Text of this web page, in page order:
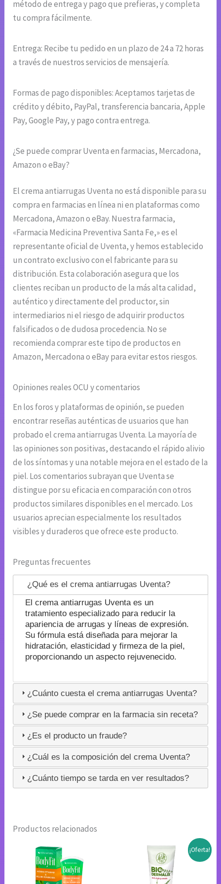
método de entrega y pago que prefieras, y completa
tu compra fácilmente.
Entrega: Recibe tu pedido en un plazo de 24 a 72 horas
a través de nuestros servicios de mensajería.
Formas de pago disponibles: Aceptamos tarjetas de
crédito y débito, PayPal, transferencia bancaria, Apple
Pay, Google Pay, y pago contra entrega.
¿Se puede comprar Uventa en farmacias, Mercadona,
Amazon o eBay?
El crema antiarrugas Uventa no está disponible para su
compra en farmacias en línea ni en plataformas como
Mercadona, Amazon o eBay. Nuestra farmacia,
«Farmacia Medicina Preventiva Santa Fe,» es el
representante oficial de Uventa, y hemos establecido
un contrato exclusivo con el fabricante para su
distribución. Esta colaboración asegura que los
clientes reciban un producto de la más alta calidad,
auténtico y directamente del productor, sin
intermediarios ni el riesgo de adquirir productos
falsificados o de dudosa procedencia. No se
recomienda comprar este tipo de productos en
Amazon, Mercadona o eBay para evitar estos riesgos.
Opiniones reales OCU y comentarios
En los foros y plataformas de opinión, se pueden
encontrar reseñas auténticas de usuarios que han
probado el crema antiarrugas Uventa. La mayoría de
las opiniones son positivas, destacando el rápido alivio
de los síntomas y una notable mejora en el estado de la
piel. Los comentarios subrayan que Uventa se
distingue por su eficacia en comparación con otros
productos similares disponibles en el mercado. Los
usuarios aprecian especialmente los resultados
visibles y duraderos que ofrece este producto.
Preguntas frecuentes
¿Qué es el crema antiarrugas Uventa?
El crema antiarrugas Uventa es un
tratamiento especializado para reducir la
apariencia de arrugas y líneas de expresión.
Su fórmula está diseñada para mejorar la
hidratación, elasticidad y firmeza de la piel,
proporcionando un aspecto rejuvenecido.
¿Cuánto cuesta el crema antiarrugas Uventa?
¿Se puede comprar en la farmacia sin receta?
¿Es el producto un fraude?
¿Cuál es la composición del crema Uventa?
¿Cuánto tiempo se tarda en ver resultados?
Productos relacionados
¡Oferta!